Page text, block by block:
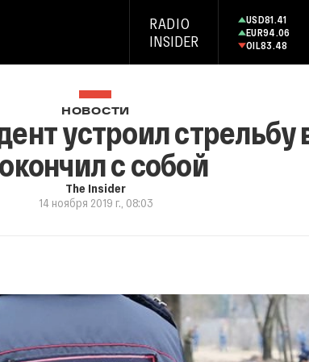
RADIO
INSIDER
USD81.41
EUR94.06
OIL83.48
НОВОСТИ
устроил стрельбу
с собой
The Insider
14 ноября 2019 г., 08:03